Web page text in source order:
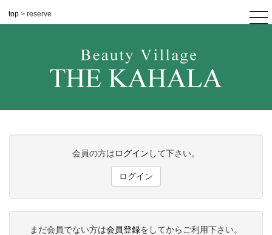
top > reserve
会員の方はログイン して下さい。
ログイン
まだ会員でない方は会員登録をしてからご利用下さい。